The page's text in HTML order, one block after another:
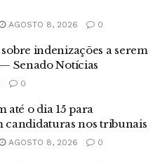
AGOSTO 8, 2026 0
indenizações a serem
Senado Notícias
0
até o dia 15 para
candidaturas nos tribunais
AGOSTO 8, 2026 0